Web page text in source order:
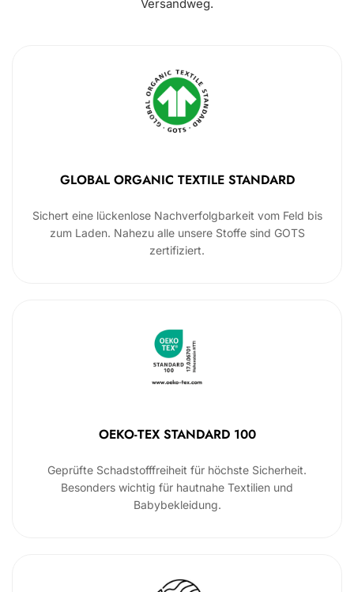
Versandweg.
GLOBAL ORGANIC TEXTILE STANDARD
Sichert eine lückenlose Nachverfolgbarkeit vom Feld bis
zum Laden. Nahezu alle unsere Stoffe sind GOTS
zertifiziert.
OEKO-TEX STANDARD 100
Geprüfte Schadstofffreiheit für höchste Sicherheit.
Besonders wichtig für hautnahe Textilien und
Babybekleidung.